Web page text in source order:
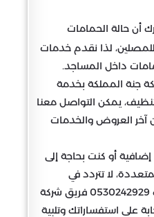
أن حالة الحمامات
لذا نقدم خدمات
داخل المساجد.
جنة المملكة بخدمة
يمكن التواصل معنا
العروض والخدمات
أو كنت بحاجة إلى
لا تتردد في
التواصل معنا عبر رقم هاتف 0530242929 فريق شركة
على استفساراتك وتلبية